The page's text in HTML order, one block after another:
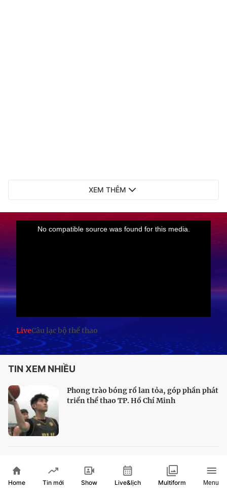
XEM THÊM
LiveCâu lạc bộ thể thao
TIN XEM NHIỀU
Phong trào bóng rổ lan tỏa, góp phần phát
triển thể thao TP. Hồ Chí Minh
phục huy chương vàng Đại hội 2026
Home Tin mới Show Live&lịch Multiform Menu